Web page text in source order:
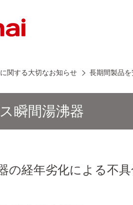
関する大切なお知らせ 長期間製品
瞬間湯沸器
の経年劣化による不具